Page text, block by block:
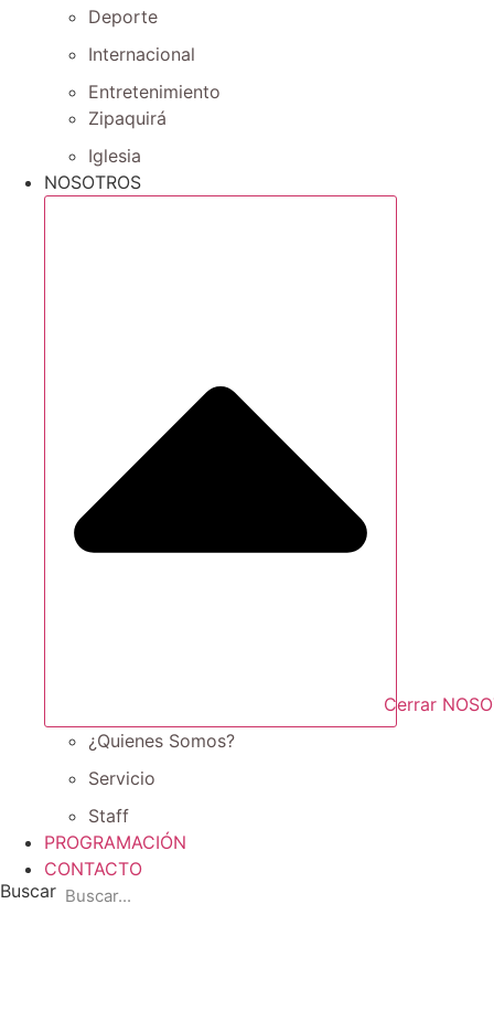
Deporte
Internacional
Entretenimiento
Zipaquirá
Iglesia
NOSOTROS
Cerrar
¿Quienes Somos?
Servicio
Staff
PROGRAMACIÓN
CONTACTO
Buscar